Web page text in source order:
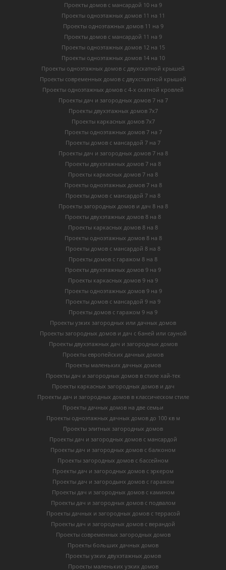
Проекты домов с мансардой 10 на 9
Проекты одноэтажных домов 11 на 11
Проекты одноэтажных домов 11 на 9
Проекты домов с мансардой 11 на 9
Проекты одноэтажных домов 12 на 15
Проекты одноэтажных домов 14 на 10
Проекты одноэтажных домов с двухскатной крышей
Проекты современных домов с двухсткатной крышей
Проекты одноэтажных домов с 4-х скатной кровлей
Проекты дач и загородных домов 7 на 7
Проекты двухэтажных домов 7х7
Проекты каркасных домов 7х7
Проекты одноэтажных домов 7 на 7
Проекты домов с мансардой 7 на 7
Проекты дач и загородных домов 7 на 8
Проекты двухэтажных домов 7 на 8
Проекты каркасных домов 7 на 8
Проекты одноэтажных домов 7 на 8
Проекты домов с мансардой 7 на 8
Проекты загородных домов и дач 8 на 8
Проекты двухэтажных домов 8 на 8
Проекты каркасных домов 8 на 8
Проекты одноэтажных домов 8 на 8
Проекты домов с мансардой 8 на 8
Проекты домов с гаражом 8 на 8
Проекты двухэтажных домов 9 на 9
Проекты каркасных домов 9 на 9
Проекты одноэтажных домов 9 на 9
Проекты домов с мансардой 9 на 9
Проекты домов с гаражом 9 на 9
Проекты узких загородных или дачных домов
Проекты загородных домов и дач с баней или сауной
Проекты двухэтажных дач и загородных домов
Проекты европейских дачных домов
Проекты маленьких дачных домов
Проекты дач и загородных домов в стиле хай-тек
Проекты каркасных загородных домов и дач
Проекты дач и загородных домов в классическом стиле
Проекты дачных домов на две семьи
Проекты одноэтажных дачных домов до 100 кв м
Проекты элитных загородных домов
Проекты дач и загородных домов с мансардой
Проекты дач и загородных домов с балконом
Проекты загородных домов с бассейном
Проекты дач и загородных домов с эркером
Проекты дач и загородынх домов с гаражом
Проекты дач и загородных домов с камином
Проекты дач и загородных домов с подвалом
Проекты дачных и загородных домов с террасой
Проекты дач и загородных домов с верандой
Проекты современных загородных домов
Проекты больших дачных домов
Проекты узких двухэтажных домов
Проекты маленьких узких домов